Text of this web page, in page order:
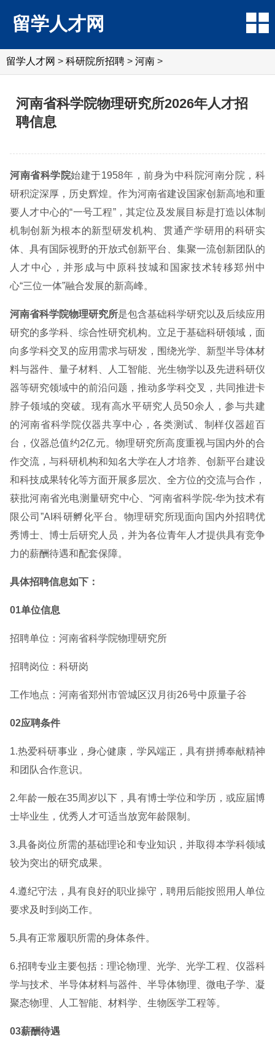
留学人才网
留学人才网 > 科研院所招聘 > 河南 >
河南省科学院物理研究所2026年人才招
聘信息
河南省科学院始建于1958年，前身为中科院河南分院，科
研积淀深厚，历史辉煌。作为河南省建设国家创新高地和重
要人才中心的“一号工程”，其定位及发展目标是打造以体制
机制创新为根本的新型研发机构、贯通产学研用的科研实
体、具有国际视野的开放式创新平台、集聚一流创新团队的
人才中心，并形成与中原科技城和国家技术转移郑州中
心“三位一体”融合发展的新高峰。
河南省科学院物理研究所是包含基础科学研究以及后续应用
研究的多学科、综合性研究机构。立足于基础科研领域，面
向多学科交叉的应用需求与研发，围绕光学、新型半导体材
料与器件、量子材料、人工智能、光生物学以及先进科研仪
器等研究领域中的前沿问题，推动多学科交叉，共同推进卡
脖子领域的突破。现有高水平研究人员50余人，参与共建
的河南省科学院仪器共享中心，各类测试、制样仪器超百
台，仪器总值约2亿元。物理研究所高度重视与国内外的合
作交流，与科研机构和知名大学在人才培养、创新平台建设
和科技成果转化等方面开展多层次、全方位的交流与合作，
获批河南省光电测量研究中心、“河南省科学院-华为技术有
限公司”AI科研孵化平台。物理研究所现面向国内外招聘优
秀博士、博士后研究人员，并为各位青年人才提供具有竞争
力的薪酬待遇和配套保障。
具体招聘信息如下：
01单位信息
招聘单位：河南省科学院物理研究所
招聘岗位：科研岗
工作地点：河南省郑州市管城区汉月街26号中原量子谷
02应聘条件
1.热爱科研事业，身心健康，学风端正，具有拼搏奉献精神
和团队合作意识。
2.年龄一般在35周岁以下，具有博士学位和学历，或应届博
士毕业生，优秀人才可适当放宽年龄限制。
3.具备岗位所需的基础理论和专业知识，并取得本学科领域
较为突出的研究成果。
4.遵纪守法，具有良好的职业操守，聘用后能按照用人单位
要求及时到岗工作。
5.具有正常履职所需的身体条件。
6.招聘专业主要包括：理论物理、光学、光学工程、仪器科
学与技术、半导体材料与器件、半导体物理、微电子学、凝
聚态物理、人工智能、材料学、生物医学工程等。
03薪酬待遇